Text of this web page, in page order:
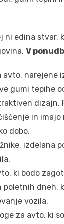
ni edina stvar,
V
avto, narejene
gumi tepihe
dizajn.
in imajo
dobo.
izdelana
ki bodo
poletnih dneh,
vozila.
za avto, ki